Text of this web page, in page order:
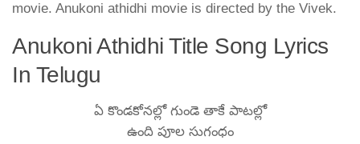
movie. Anukoni athidhi movie is directed by the Vivek.
Anukoni Athidhi Title Song Lyrics
In Telugu
ఏ కొండకోనల్లో గుండె తాకే పాటల్లో
ఉంది పూల సుగంధం